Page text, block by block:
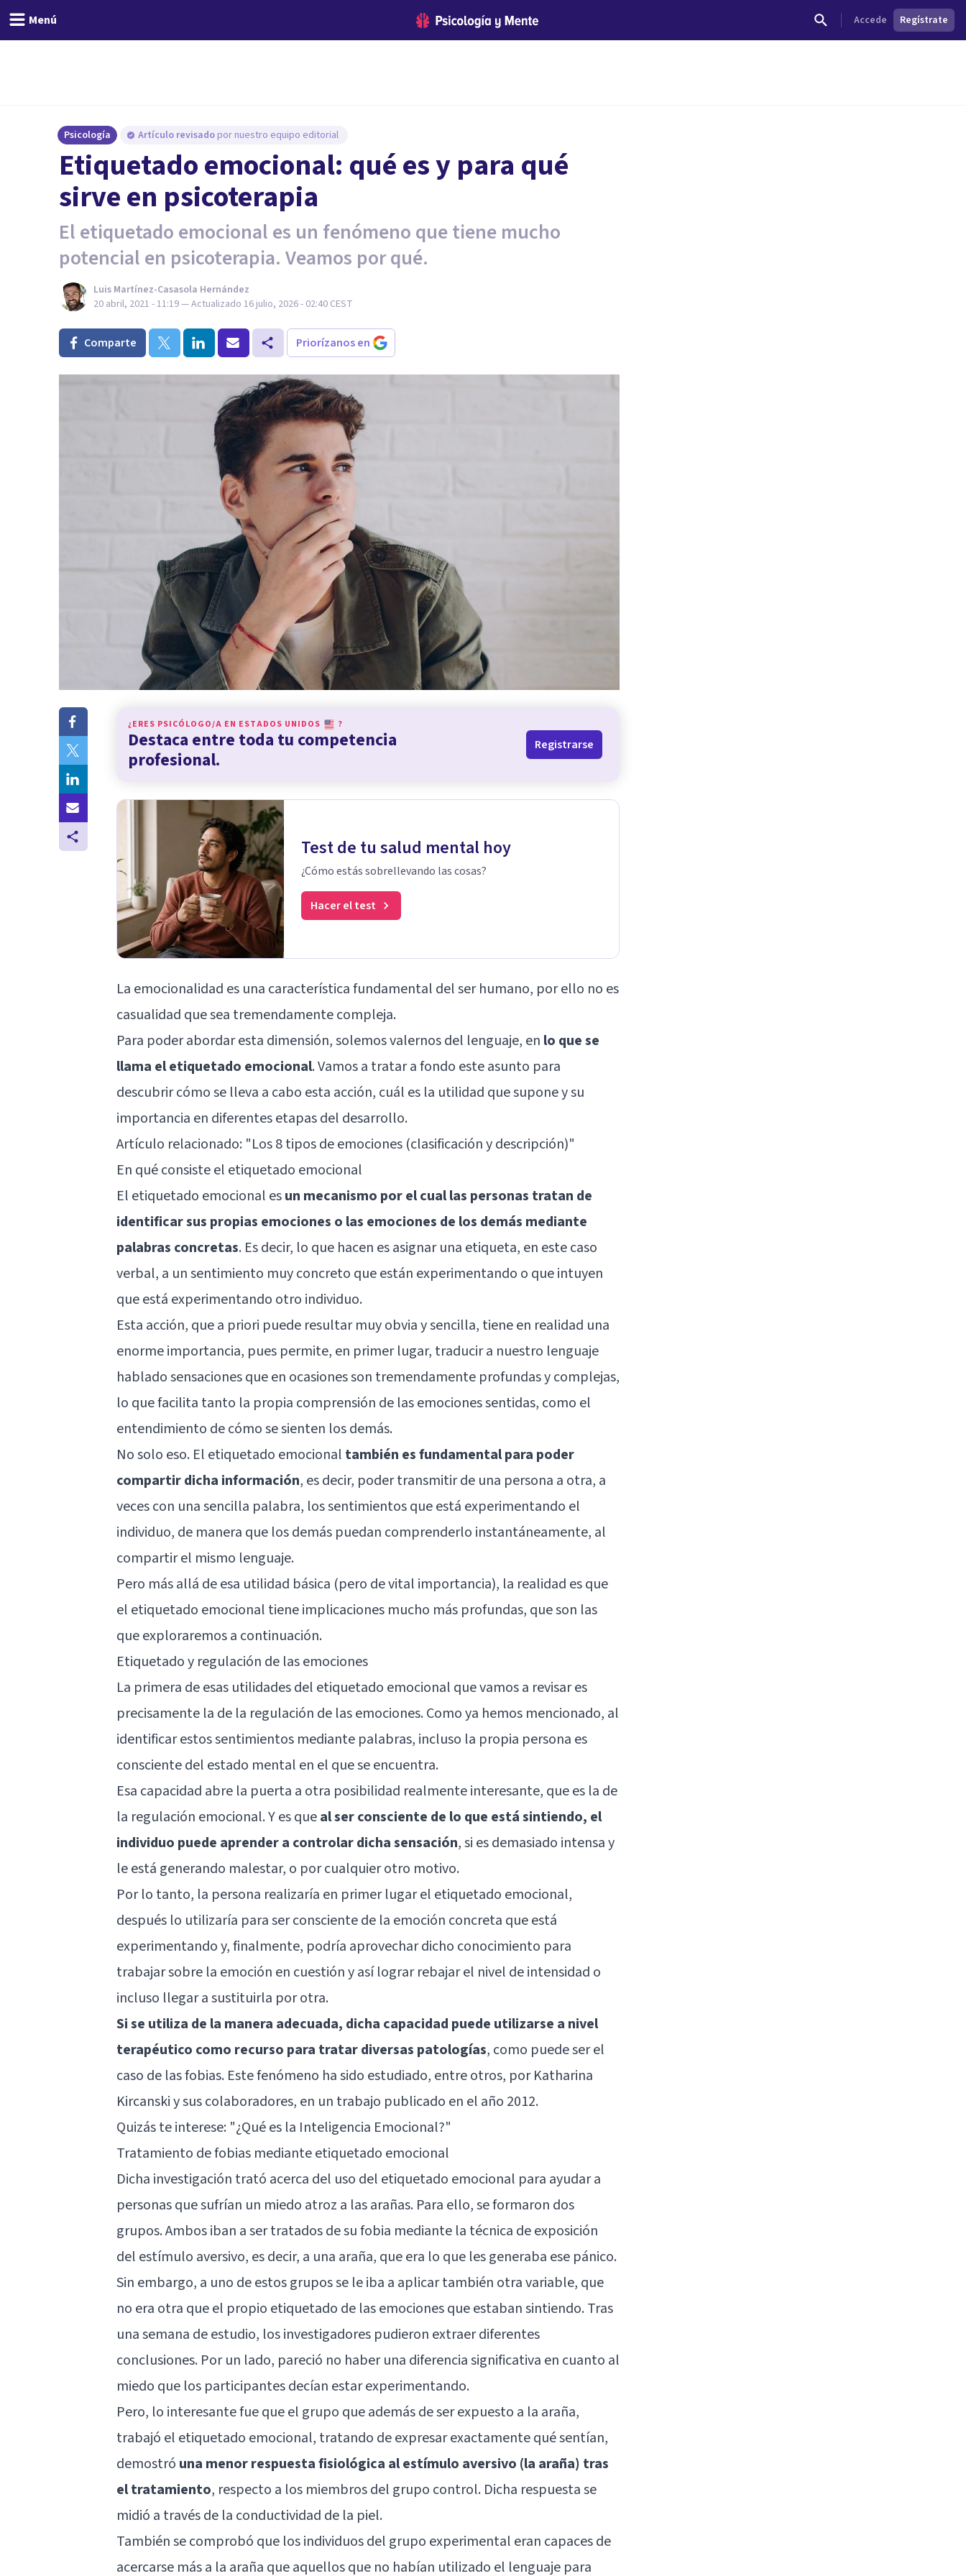
Menú Accede Regístrate
Psicología Artículo revisado por nuestro equipo editorial
Etiquetado emocional: qué es y para qué
sirve en psicoterapia
El etiquetado emocional es un fenómeno que tiene mucho
potencial en psicoterapia. Veamos por qué.
Luis Martínez-Casasola Hernández
20 abril, 2021 - 11:19— Actualizado 16 julio, 2026 - 02:40 CEST
Comparte Priorízanos en
¿ERES PSICÓLOGO/A EN ESTADOS UNIDOS ?
Destaca entre toda tu competencia
profesional.
Registrarse
Test de tu salud mental hoy
¿Cómo estás sobrellevando las cosas?
Hacer el test
La emocionalidad es una característica fundamental del ser humano, por ello no es
casualidad que sea tremendamente compleja.
Para poder abordar esta dimensión, solemos valernos del lenguaje, en lo que se
llama el etiquetado emocional. Vamos a tratar a fondo este asunto para
descubrir cómo se lleva a cabo esta acción, cuál es la utilidad que supone y su
importancia en diferentes etapas del desarrollo.
Artículo relacionado: "Los 8 tipos de emociones (clasificación y descripción)"
En qué consiste el etiquetado emocional
El etiquetado emocional esun mecanismo por el cual las personas tratan de
identificar sus propias emociones o las emociones de los demás mediante
palabras concretas. Es decir, lo que hacen es asignar una etiqueta, en este caso
verbal, a un sentimiento muy concreto que están experimentando o que intuyen
que está experimentando otro individuo.
Esta acción, que a priori puede resultar muy obvia y sencilla, tiene en realidad una
enorme importancia, pues permite, en primer lugar, traducir a nuestro lenguaje
hablado sensaciones que en ocasiones son tremendamente profundas y complejas,
lo que facilita tanto la propia comprensión de las emociones sentidas, como el
entendimiento de cómo se sienten los demás.
No solo eso. El etiquetado emocional también es fundamental para poder
compartir dicha información, es decir, poder transmitir de una persona a otra, a
veces con una sencilla palabra, los sentimientos que está experimentando el
individuo, de manera que los demás puedan comprenderlo instantáneamente, al
compartir el mismo lenguaje.
Pero más allá de esa utilidad básica (pero de vital importancia), la realidad es que
el etiquetado emocional tiene implicaciones mucho más profundas, que son las
que exploraremos a continuación.
Etiquetado y regulación de las emociones
La primera de esas utilidades del etiquetado emocional que vamos a revisar es
precisamente la de la regulación de las emociones. Como ya hemos mencionado, al
identificar estos sentimientos mediante palabras, incluso la propia persona es
consciente del estado mental en el que se encuentra.
Esa capacidad abre la puerta a otra posibilidad realmente interesante, que es la de
la regulación emocional. Y es queal ser consciente de lo que está sintiendo, el
individuo puede aprender a controlar dicha sensación, si es demasiado intensa y
le está generando malestar, o por cualquier otro motivo.
Por lo tanto, la persona realizaría en primer lugar el etiquetado emocional,
después lo utilizaría para ser consciente de la emoción concreta que está
experimentando y, finalmente, podría aprovechar dicho conocimiento para
trabajar sobre la emoción en cuestión y así lograr rebajar el nivel de intensidad o
incluso llegar a sustituirla por otra.
Si se utiliza de la manera adecuada, dicha capacidad puede utilizarse a nivel
terapéutico como recurso para tratar diversas patologías, como puede ser el
caso de las fobias. Este fenómeno ha sido estudiado, entre otros, por Katharina
Kircanski y sus colaboradores, en un trabajo publicado en el año 2012.
Quizás te interese: "¿Qué es la Inteligencia Emocional?"
Tratamiento de fobias mediante etiquetado emocional
Dicha investigación trató acerca del uso del etiquetado emocional para ayudar a
personas que sufrían un miedo atroz a las arañas. Para ello, se formaron dos
grupos. Ambos iban a ser tratados de su fobia mediante la técnica de exposición
del estímulo aversivo, es decir, a una araña, que era lo que les generaba ese pánico.
Sin embargo, a uno de estos grupos se le iba a aplicar también otra variable, que
no era otra que el propio etiquetado de las emociones que estaban sintiendo. Tras
una semana de estudio, los investigadores pudieron extraer diferentes
conclusiones. Por un lado, pareció no haber una diferencia significativa en cuanto al
miedo que los participantes decían estar experimentando.
Pero, lo interesante fue que el grupo que además de ser expuesto a la araña,
trabajó el etiquetado emocional, tratando de expresar exactamente qué sentían,
demostró una menor respuesta fisiológica al estímulo aversivo (la araña) tras
el tratamiento, respecto a los miembros del grupo control. Dicha respuesta se
midió a través de la conductividad de la piel.
También se comprobó que los individuos del grupo experimental eran capaces de
acercarse más a la araña que aquellos que no habían utilizado el lenguaje para